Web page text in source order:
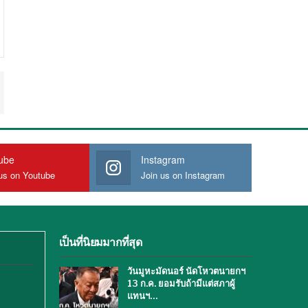
on Youtube
Instagram
Join us on Instagram
เป็นที่นิยมมากที่สุด
วันมูหะมัดนอร์ นัดโหวตนายกฯ
13 ก.ค. ยอมรับถ้ามีแต่สภาผู้
แทนฯ…